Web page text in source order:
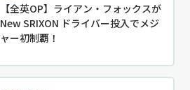
【全英OP】ライアン・フォックスが
New SRIXON ドライバー投入でメジ
ャー初制覇！